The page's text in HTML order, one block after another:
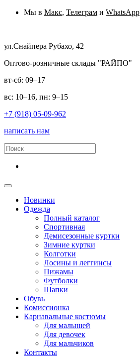
Мы в Макс, Телеграм и WhatsApp
ул.Снайпера Рубахо, 42
Оптово-розничные склады "РАЙПО"
вт-сб: 09–17
вс: 10–16, пн: 9–15
+7 (918) 05-09-962
написать нам
Новинки
Одежда
Полный каталог
Спортивная
Демисезонные куртки
Зимние куртки
Колготки
Лосины и леггинсы
Пижамы
Футболки
Шапки
Обувь
Комиссионка
Карнавальные костюмы
Для малышей
Для девочек
Для мальчиков
Контакты